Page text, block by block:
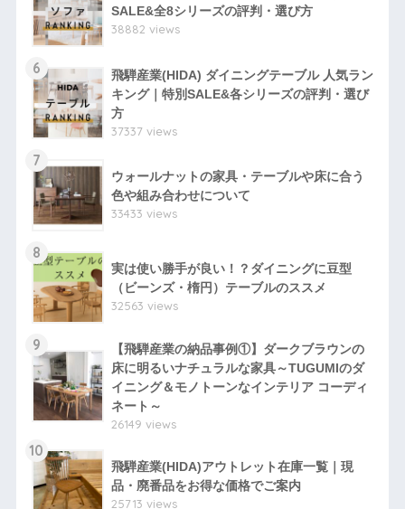
SALE&全8シリーズの評判・選び方
38882 views
6
飛騨産業(HIDA) ダイニングテーブル 人気ラン
キング｜特別SALE&各シリーズの評判・選び
方
37337 views
7
ウォールナットの家具・テーブルや床に合う
色や組み合わせについて
33433 views
8
実は使い勝手が良い！？ダイニングに豆型
（ビーンズ・楕円）テーブルのススメ
32563 views
9
【飛騨産業の納品事例①】ダークブラウンの
床に明るいナチュラルな家具～TUGUMIのダ
イニング＆モノトーンなインテリア コーディ
ネート～
26149 views
10
飛騨産業(HIDA)アウトレット在庫一覧｜現
品・廃番品をお得な価格でご案内
25713 views